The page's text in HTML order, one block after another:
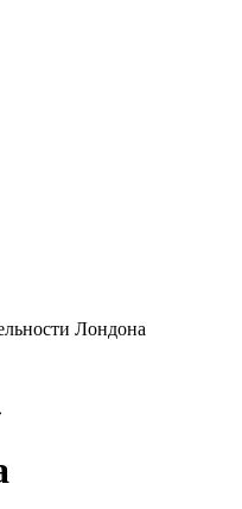
Лондона